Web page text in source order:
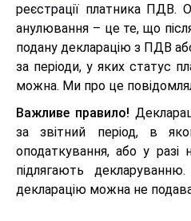
реєстрації платника ПДВ.
анулювання – це те, що
подану декларацію з ПДВ
за періоди, у яких статус
можна. Ми про це
Важливе правило!
за звітний період, в
оподаткування, або у разі
підлягають
декларацію можна не